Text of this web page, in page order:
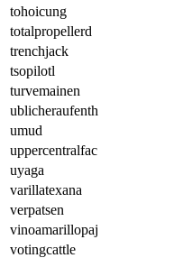
tohoicung
totalpropellerd
trenchjack
tsopilotl
turvemainen
ublicheraufenth
umud
uppercentralfac
uyaga
varillatexana
verpatsen
vinoamarillopaj
votingcattle